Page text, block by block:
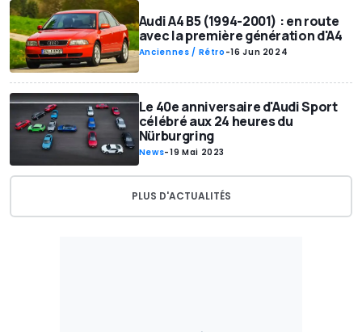
Audi A4 B5 (1994-2001) : en route
avec la première génération d'A4
Anciennes / Rétro -16 Jun 2024
Le 40e anniversaire d'Audi Sport
célébré aux 24 heures du
Nürburgring
News-19 Mai 2023
PLUS D'ACTUALITÉS